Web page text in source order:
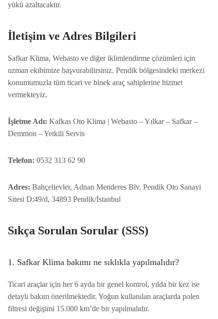
yükü azaltacaktır.
İletişim ve Adres Bilgileri
Safkar Klima, Webasto ve diğer iklimlendirme çözümleri için
uzman ekibimize başvurabilirsiniz. Pendik bölgesindeki merkezi
konumumuzla tüm ticari ve binek araç sahiplerine hizmet
vermekteyiz.
İşletme Adı: Kafkas Oto Klima | Webasto – Yılkar – Safkar –
Demmon – Yetkili Servis
Telefon: 0532 313 62 90
Adres: Bahçelievler, Adnan Menderes Blv. Pendik Oto Sanayi
Sitesi D:49/d, 34893 Pendik/İstanbul
Sıkça Sorulan Sorular (SSS)
1. Safkar Klima bakımı ne sıklıkla yapılmalıdır?
Ticari araçlar için her 6 ayda bir genel kontrol, yılda bir kez ise
detaylı bakım önerilmektedir. Yoğun kullanılan araçlarda polen
filtresi değişimi 15.000 km’de bir yapılmalıdır.